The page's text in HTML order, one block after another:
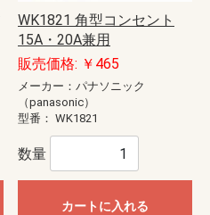
WK1821 角型コンセント
15A・20A兼用
販売価格: ￥465
メーカー：パナソニック
（panasonic）
型番： WK1821
数量
カートに入れる